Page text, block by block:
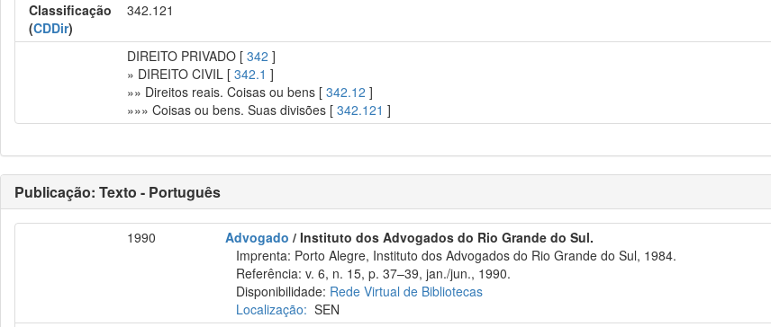
Classificação
(CDDir)
342.121
DIREITO PRIVADO [342 ]
» DIREITO CIVIL [342.1 ]
»» Direitos reais. Coisas ou bens [342.12 ]
»»» Coisas ou bens. Suas divisões [342.121 ]
Publicação: Texto - Português
1990 Advogado / Instituto dos Advogados do Rio Grande do Sul.
Imprenta: Porto Alegre, Instituto dos Advogados do Rio Grande do Sul, 1984.
Referência: v. 6, n. 15, p. 37–39, jan./jun., 1990.
Disponibilidade: Rede Virtual de Bibliotecas
Localização: SEN